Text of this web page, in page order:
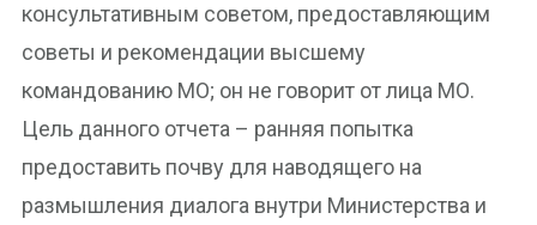
консультативным советом, предоставляющим
советы и рекомендации высшему
командованию МО; он не говорит от лица МО.
Цель данного отчета – ранняя попытка
предоставить почву для наводящего на
размышления диалога внутри Министерства и